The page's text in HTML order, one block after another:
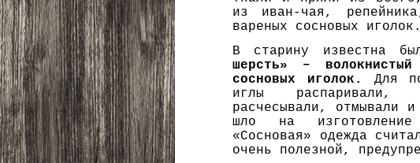
из иван-чая,
вареных сосновых иголок.
В старину известна
шерсть» –
сосновых иголок. Для
иглы распаривали,
расчесывали, отмывали
шло на
«Сосновая» одежда
очень полезной,